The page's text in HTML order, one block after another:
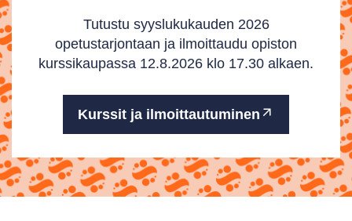
Tutustu syyslukukauden 2026
opetustarjontaan ja ilmoittaudu opiston
kurssikaupassa 12.8.2026 klo 17.30 alkaen.
Kurssit ja ilmoittautuminen